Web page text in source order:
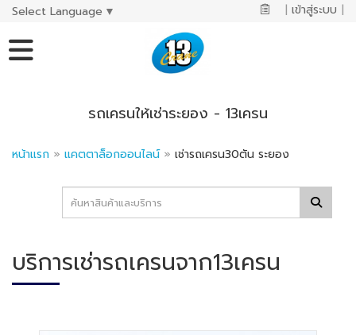
Select Language ▼ | เข้าสู่ระบบ |
รถเครนให้เช่าระยอง - 13เครน
หน้าแรก » แคตตาล็อกออนไลน์ » เช่ารถเครน30ตัน ระยอง
บริการเช่ารถเครนจาก13เครน